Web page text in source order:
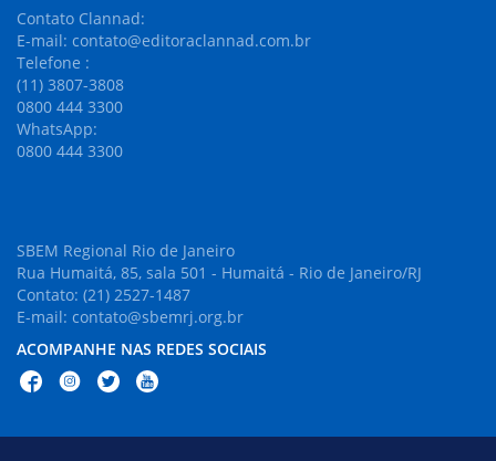
Contato Clannad:
E-mail: contato@editoraclannad.com.br
Telefone :
(11) 3807-3808
0800 444 3300
WhatsApp:
0800 444 3300
SBEM Regional Rio de Janeiro
Rua Humaitá, 85, sala 501 - Humaitá - Rio de Janeiro/RJ
Contato: (21) 2527-1487
E-mail: contato@sbemrj.org.br
ACOMPANHE NAS REDES SOCIAIS